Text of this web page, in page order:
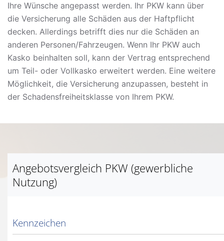
Ihre Wünsche angepasst werden. Ihr PKW kann über
die Versicherung alle Schäden aus der Haftpflicht
decken. Allerdings betrifft dies nur die Schäden an
anderen Personen/Fahrzeugen. Wenn Ihr PKW auch
Kasko beinhalten soll, kann der Vertrag entsprechend
um Teil- oder Vollkasko erweitert werden. Eine weitere
Möglichkeit, die Versicherung anzupassen, besteht in
der Schadensfreiheitsklasse von Ihrem PKW.